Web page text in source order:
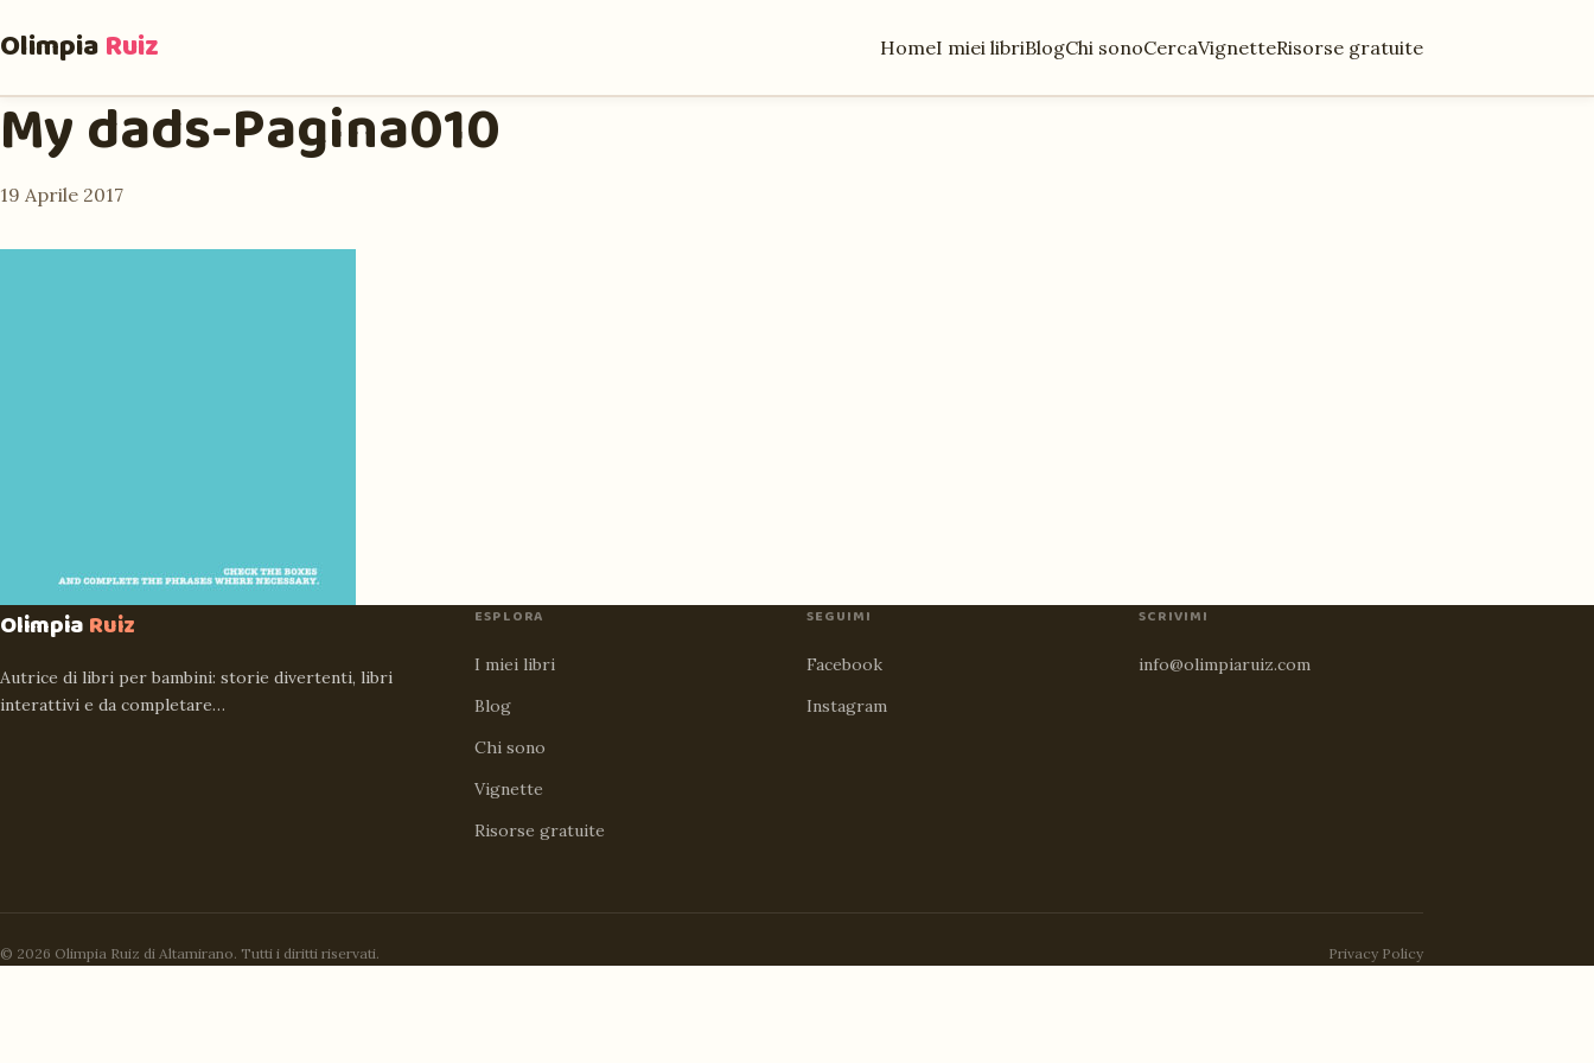
OlimpiaRuiz HomeI miei libriBlogChi sonoCercaVignetteRisorse gratuite
My dads-Pagina010
19 Aprile 2017
OlimpiaRuiz
Autrice di libri per bambini: storie divertenti, libri
interattivi e da completare…
ESPLORA
I miei libri
Blog
Chi sono
Vignette
Risorse gratuite
SEGUIMI
Facebook
Instagram
SCRIVIMI
info@olimpiaruiz.com
© 2026 Olimpia Ruiz di Altamirano. Tutti i diritti riservati. Privacy Policy